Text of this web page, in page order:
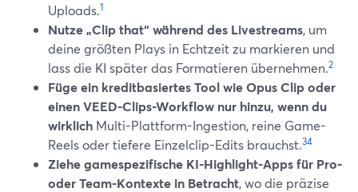
Uploads.1
Nutze „Clip that“ während des Livestreams, um
deine größten Plays in Echtzeit zu markieren und
lass die KI später das Formatieren übernehmen.2
Füge ein kreditbasiertes Tool wie Opus Clip oder
einen VEED-Clips-Workflow nur hinzu, wenn du
wirklich Multi-Plattform-Ingestion, reine Game-
Reels oder tiefere Einzelclip-Edits brauchst.34
Ziehe gamespezifische KI-Highlight-Apps für Pro-
oder Team-Kontexte in Betracht, wo die präzise